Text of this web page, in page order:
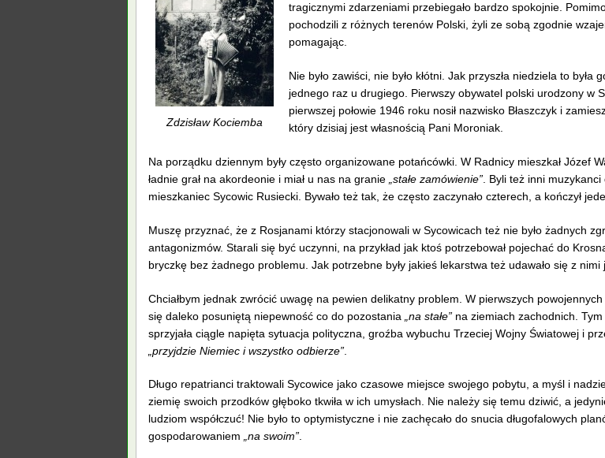
Zdzisław Kociemba
tragicznymi zdarzeniami przebiegało bardzo spokojnie.
pochodzili z różnych terenów Polski, żyli ze sobą zgodnie
pomagając.
Nie było zawiści, nie było kłótni. Jak przyszła niedziela to była
jednego raz u drugiego. Pierwszy obywatel polski urodzony w
pierwszej połowie 1946 roku nosił nazwisko Błaszczyk i
który dzisiaj jest własnością Pani Moroniak.
Na porządku dziennym były często organizowane potańcówki. W Radnicy mieszkał Józef
ładnie grał na akordeonie i miał u nas na granie „stałe zamówienie” . Byli też inni
mieszkaniec Sycowic Rusiecki. Bywało też tak, że często zaczynało czterech, a kończył
Muszę przyznać, że z Rosjanami którzy stacjonowali w Sycowicach też nie było żadnych
antagonizmów. Starali się być uczynni, na przykład jak ktoś potrzebował pojechać do
bryczkę bez żadnego problemu. Jak potrzebne były jakieś lekarstwa też udawało się z nimi
Chciałbym jednak zwrócić uwagę na pewien delikatny problem. W pierwszych powojennych
się daleko posuniętą niepewność co do pozostania
„na stałe” na ziemiach zachodnich.
sprzyjała ciągle napięta sytuacja polityczna, groźba wybuchu Trzeciej Wojny Światowej i
„przyjdzie Niemiec i wszystko odbierze”
Długo repatrianci traktowali Sycowice jako czasowe miejsce swojego pobytu, a myśl i
ziemię swoich przodków głęboko tkwiła w ich umysłach. Nie należy się temu dziwić, a
ludziom współczuć! Nie było to optymistyczne i nie zachęcało do snucia długofalowych
gospodarowaniem „na swoim”.